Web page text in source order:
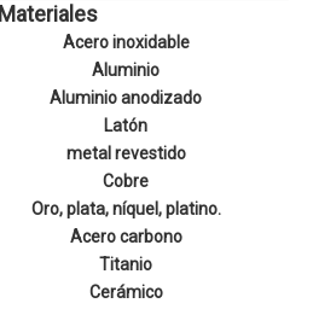
Materiales
Acero inoxidable
Aluminio
Aluminio anodizado
Latón
metal revestido
Cobre
Oro, plata, níquel, platino.
Acero carbono
Titanio
Cerámico